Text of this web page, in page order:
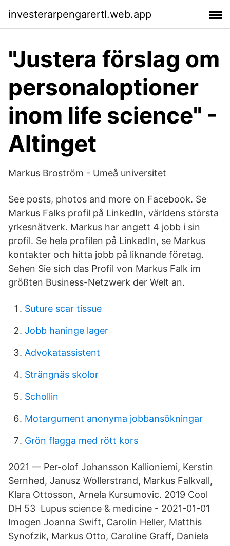
investerarpengarertl.web.app
"Justera förslag om
personaloptioner
inom life science" -
Altinget
Markus Broström - Umeå universitet
See posts, photos and more on Facebook. Se
Markus Falks profil på LinkedIn, världens största
yrkesnätverk. Markus har angett 4 jobb i sin
profil. Se hela profilen på LinkedIn, se Markus
kontakter och hitta jobb på liknande företag.
Sehen Sie sich das Profil von Markus Falk im
größten Business-Netzwerk der Welt an.
Suture scar tissue
Jobb haninge lager
Advokatassistent
Strängnäs skolor
Schollin
Motargument anonyma jobbansökningar
Grön flagga med rött kors
2021 — Per-olof Johansson Kallioniemi, Kerstin
Sernhed, Janusz Wollerstrand, Markus Falkvall,
Klara Ottosson, Arnela Kursumovic. 2019 Cool
DH 53 Lupus science & medicine - 2021-01-01
Imogen Joanna Swift, Carolin Heller, Matthis
Synofzik, Markus Otto, Caroline Graff, Daniela